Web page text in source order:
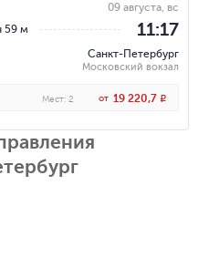
59 м
09 августа, вс
11:17
Санкт-Петербург
Московский вокзал
Мест: 2 от 19 220,7 R